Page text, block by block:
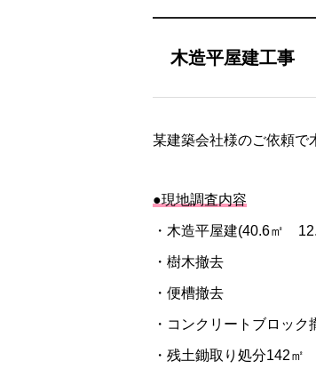
木造平屋建工事
某建築会社様のご依頼で
●現地調査内容
・木造平屋建(40.6㎡
・樹木撤去
・便槽撤去
・コンクリートブロック
・残土鋤取り処分142㎡